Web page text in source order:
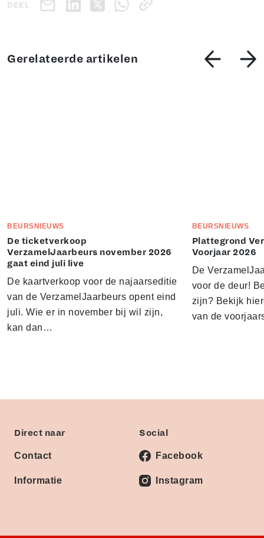
DEEL
Gerelateerde artikelen
BEURSNIEUWS
De ticketverkoop
VerzamelJaarbeurs november 2026
gaat eind juli live
De kaartverkoop voor de najaarseditie
van de VerzamelJaarbeurs opent eind
juli. Wie er in november bij wil zijn,
kan dan…
BEURSNIEUWS
Plattegrond
Voorjaar 2026
De
voor de deur!
zijn? Bekijk
van de
Direct naar
Contact
Informatie
Social
Facebook
Instagram